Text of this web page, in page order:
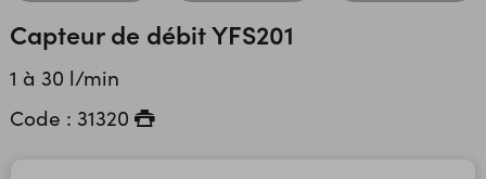
Capteur de débit YFS201
1 à 30 l/min
Code : 31320